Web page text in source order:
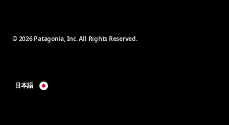
© 2026 Patagonia, Inc. All Rights Reserved.
日本語